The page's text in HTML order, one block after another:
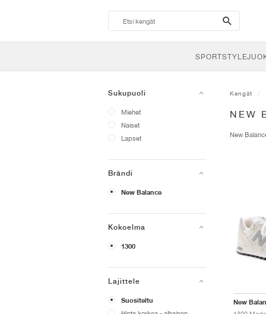
search-
btn
SPORTSTYLE
Sukupuoli
Miehet
Naiset
Lapset
Brändi
New Balance
Kokoelma
1300
Lajittele
Suositeltu
Kengät
NEW
New
New